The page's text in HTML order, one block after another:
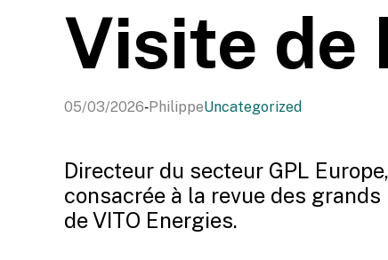
Visite de
05/03/2026-PhilippeUncategorized
Directeur du secteur GPL
consacrée à la revue des
de VITO Energies.